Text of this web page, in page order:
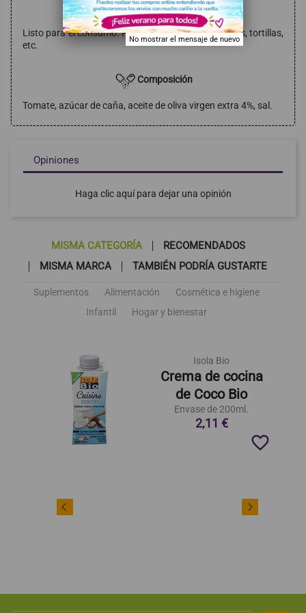
Modo de empleo
Listo para el consumo. Para acompañar con nachos, tortillas,
etc.
Composición
Tomate, azúcar de caña, aceite de oliva virgen extra 4%, sal.
Opiniones
Haga clic aquí para dejar una opinión
MISMA CATEGORÍA
RECOMENDADOS
MISMA MARCA
TAMBIÉN PODRÍA GUSTARTE
Suplementos Alimentación
Cosmética e higiene
Infantil
Hogar y bienestar
Isola Bio
Crema de cocina
de Coco Bio
Envase de 200ml.
2,11 €
favorite_border
No mostrar el mensaje de nuevo